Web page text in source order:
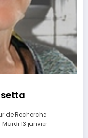
de Recherche
Mardi 13 janvier